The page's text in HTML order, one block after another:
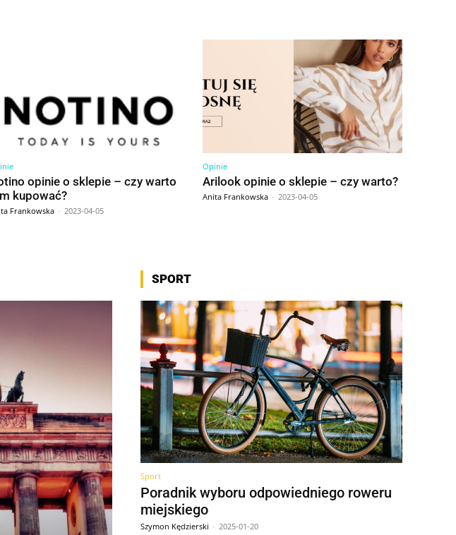
opinie o sklepie – czy warto
kupować?
Frankowska - 2023-04-05
Opinie
Arilook opinie o sklepie – czy warto?
Anita Frankowska - 2023-04-05
SPORT
Sport
Poradnik wyboru odpowiedniego roweru
miejskiego
Szymon Kędzierski - 2025-01-20